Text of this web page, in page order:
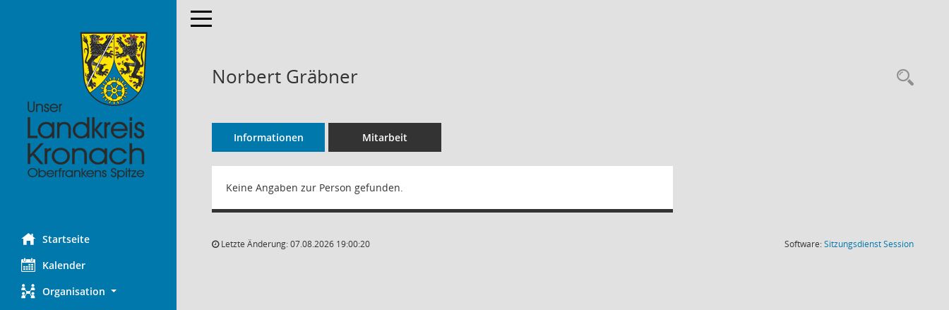
Startseite
Kalender
Organisation
Toggle navigation
Norbert Gräbner
Informationen Mitarbeit
Keine Angaben zur Person gefunden.
Letzte Änderung: 07.08.2026 19:00:20 Software:SitzungsdienstSession(Wird in